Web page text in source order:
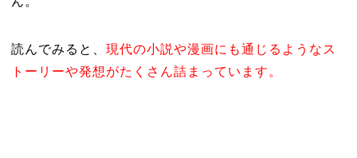
読んでみると、 現代の小説や漫画にも通じるようなス
トーリーや発想がたくさん詰まっています。